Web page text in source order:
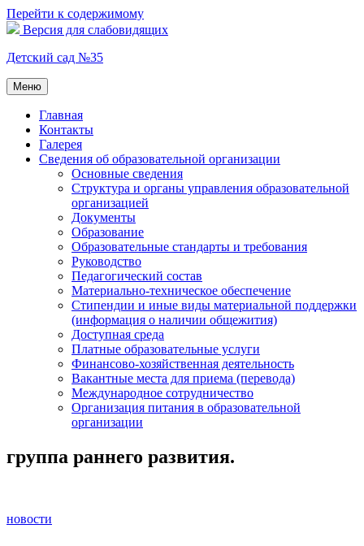
Перейти к содержимому
Версия для слабовидящих
Детский сад №35
Меню
Главная
Контакты
Галерея
Сведения об образовательной организации
Основные сведения
Структура и органы управления образовательной
организацией
Документы
Образование
Образовательные стандарты и требования
Руководство
Педагогический состав
Материально-техническое обеспечение
Стипендии и иные виды материальной поддержки
(информация о наличии общежития)
Доступная среда
Платные образовательные услуги
Финансово-хозяйственная деятельность
Вакантные места для приема (перевода)
Международное сотрудничество
Организация питания в образовательной
организации
группа раннего развития.
новости